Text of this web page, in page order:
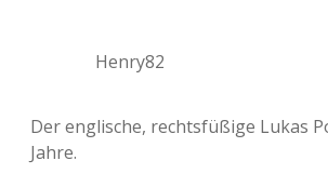
Henry82
Der englische, rechtsfüßige Lukas
Jahre.